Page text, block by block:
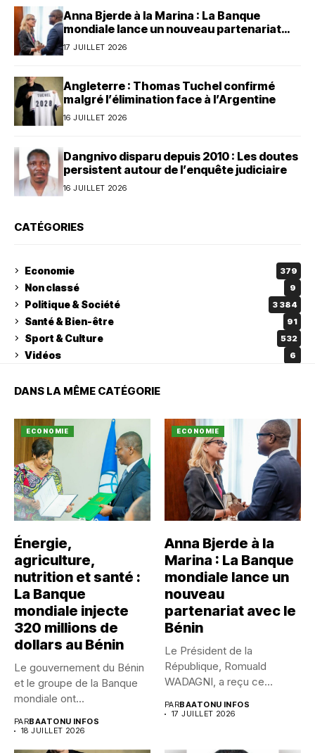
Anna Bjerde à la Marina : La Banque
mondiale lance un nouveau partenariat
avec le Bénin
17 JUILLET 2026
Angleterre : Thomas Tuchel confirmé
malgré l’élimination face à l’Argentine
16 JUILLET 2026
Dangnivo disparu depuis 2010 : Les doutes
persistent autour de l’enquête judiciaire
16 JUILLET 2026
CATÉGORIES
Economie 379
Non classé 9
Politique & Société 3 384
Santé & Bien-être 91
Sport & Culture 532
Vidéos 6
DANS LA MÊME CATÉGORIE
ECONOMIE
Énergie,
agriculture,
nutrition et santé :
La Banque
mondiale injecte
320 millions de
dollars au Bénin
Le gouvernement du Bénin
et le groupe de la Banque
mondiale ont...
PARBAATONU INFOS
18 JUILLET 2026
ECONOMIE
Anna Bjerde à la
Marina : La Banque
mondiale lance un
nouveau
partenariat avec le
Bénin
Le Président de la
République, Romuald
WADAGNI, a reçu ce
PARBAATONU INFOS
17 JUILLET 2026